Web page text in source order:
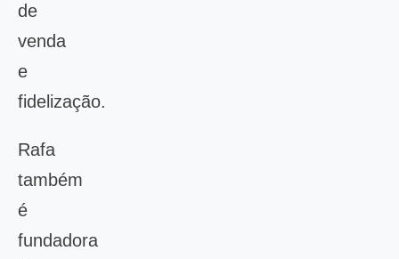
de
venda
e
fidelização.
Rafa
também
é
fundadora